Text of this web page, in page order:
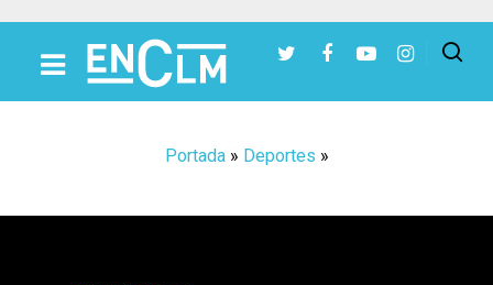
Portada» Deportes »